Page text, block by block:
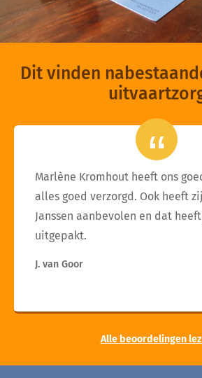
Dit vinden
Marlène Kromhout heeft ons
alles goed verzorgd. Ook heeft
Janssen aanbevolen en dat
uitgepakt.
J. van Goor
Alle beoordelingen